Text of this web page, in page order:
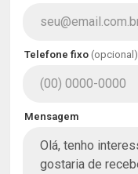
Telefone fixo (opcional)
Mensagem